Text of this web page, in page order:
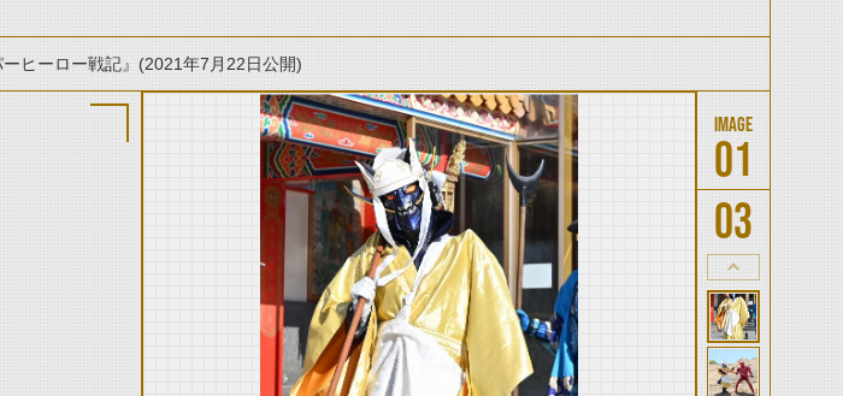
ーヒーロー戦記』(2021年7月22日公開)
01
03